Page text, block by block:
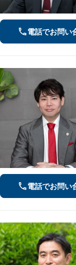
電話でお問い
電話でお問い